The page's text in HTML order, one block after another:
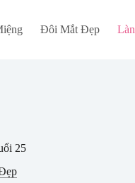
Đôi Mắt Đẹp
25